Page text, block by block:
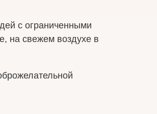
с ограниченными
на свежем воздухе в